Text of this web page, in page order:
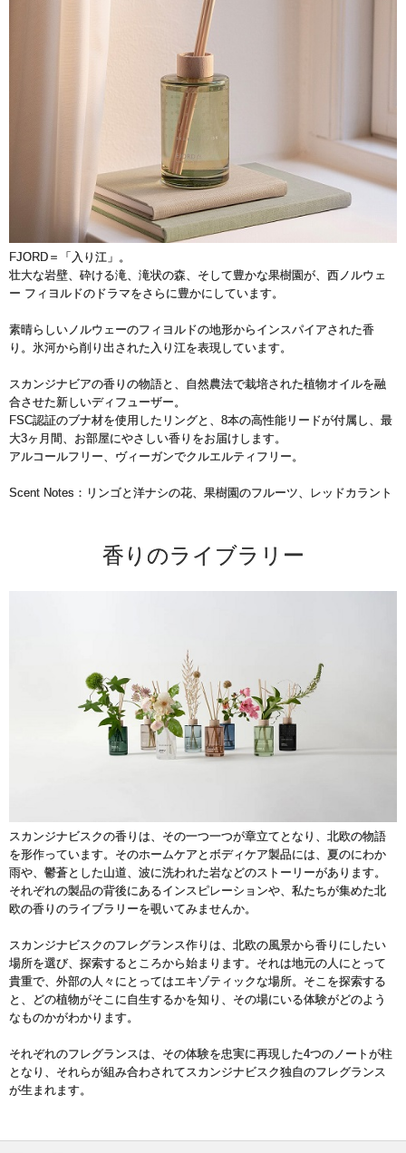
FJORD＝「入り江」。
壮大な岩壁、砕ける滝、滝状の森、そして豊かな果樹園が、西ノルウェ
ー フィヨルドのドラマをさらに豊かにしています。
素晴らしいノルウェーのフィヨルドの地形からインスパイアされた香
り。氷河から削り出された入り江を表現しています。
スカンジナビアの香りの物語と、自然農法で栽培された植物オイルを融
合させた新しいディフューザー。
FSC認証のブナ材を使用したリングと、8本の高性能リードが付属し、最
大3ヶ月間、お部屋にやさしい香りをお届けします。
アルコールフリー、ヴィーガンでクルエルティフリー。
Scent Notes：リンゴと洋ナシの花、果樹園のフルーツ、レッドカラント
香りのライブラリー
スカンジナビスクの香りは、その一つ一つが章立てとなり、北欧の物語
を形作っています。そのホームケアとボディケア製品には、夏のにわか
雨や、鬱蒼とした山道、波に洗われた岩などのストーリーがあります。
それぞれの製品の背後にあるインスピレーションや、私たちが集めた北
欧の香りのライブラリーを覗いてみませんか。
スカンジナビスクのフレグランス作りは、北欧の風景から香りにしたい
場所を選び、探索するところから始まります。それは地元の人にとって
貴重で、外部の人々にとってはエキゾティックな場所。そこを探索する
と、どの植物がそこに自生するかを知り、その場にいる体験がどのよう
なものかがわかります。
それぞれのフレグランスは、その体験を忠実に再現した4つのノートが柱
となり、それらが組み合わされてスカンジナビスク独自のフレグランス
が生まれます。